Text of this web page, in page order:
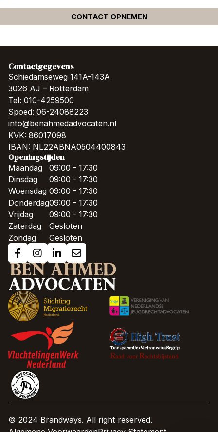
CONTACT OPNEMEN
Contactgegevens
Schiedamseweg 141A-143A
3026 AJ – Rotterdam
Tel: 010-4259500
Spoed: 06-24088223
info@benahmedadvocaten.nl
KVK: 86017098
IBAN: NL22ABNA0504400843
Openingstijden
Maandag
Dinsdag
Woensdag
Donderdag
Vrijdag
Zaterdag
Zondag
09:00 - 17:30
09:00 - 17:30
09:00 - 17:30
09:00 - 17:30
09:00 - 17:30
Gesloten
Gesloten
© 2024 Brandways. All right reserved.